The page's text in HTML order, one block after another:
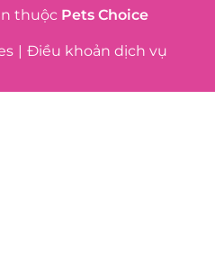
thuộc Pets Choice
| Điều khoản dịch vụ